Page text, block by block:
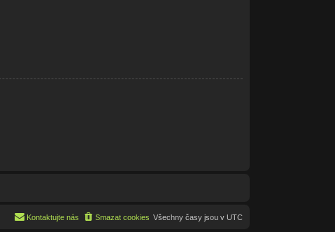
Všechny časy jsou v UTC
Smazat cookies
Kontaktujte nás